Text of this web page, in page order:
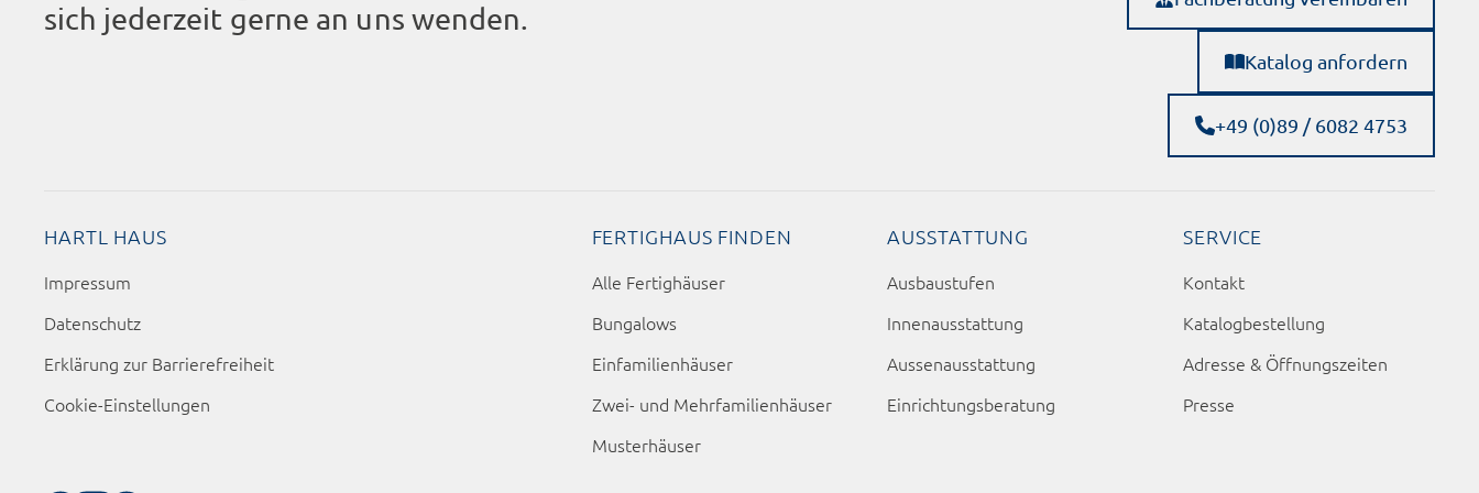
sich jederzeit gerne an uns wenden.
Katalog anfordern
+49 (0)89 / 6082 4753
HARTL HAUS
Impressum
Datenschutz
Erklärung zur Barrierefreiheit
Cookie-Einstellungen
FERTIGHAUS FINDEN
Alle Fertighäuser
Bungalows
Einfamilienhäuser
Zwei- und Mehrfamilienhäuser
Musterhäuser
AUSSTATTUNG
Ausbaustufen
Innenausstattung
Aussenausstattung
Einrichtungsberatung
SERVICE
Kontakt
Katalogbestellung
Adresse & Öffnungszeiten
Presse